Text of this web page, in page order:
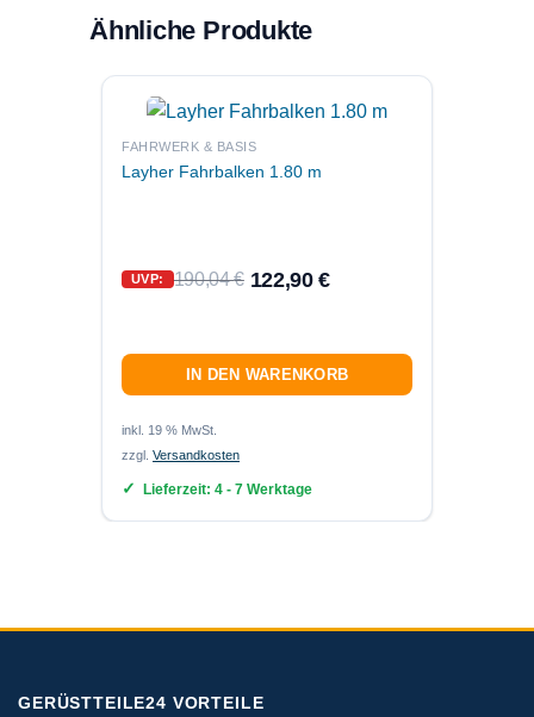
Ähnliche Produkte
FAHRWERK & BASIS
Layher Fahrbalken 1.80 m
UVP: 190,04€ 122,90€
IN DEN WARENKORB
inkl. 19 % MwSt.
zzgl. Versandkosten
Lieferzeit: 4 - 7 Werktage
GERÜSTTEILE24 VORTEILE